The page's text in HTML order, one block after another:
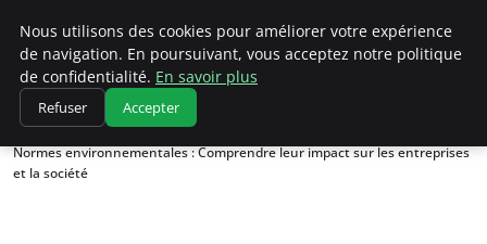
Climatedebtagents
Accueil
Conservation de l'environnement
Normes environnementales : Comprendre leur impact sur les entreprises
et la société
Nous utilisons des cookies pour améliorer votre expérience
de navigation. En poursuivant, vous acceptez notre politique
de confidentialité. En savoir plus
Refuser Accepter